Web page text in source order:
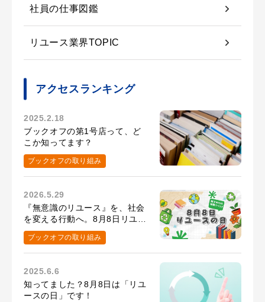
社員の仕事図鑑
リユース業界TOPIC
アクセスランキング
2025.2.18
ブックオフの第1号店って、ど
こか知ってます？
ブックオフの取り組み
2026.5.29
『無意識のリユース』を、社会
を変える行動へ。8月8日リユー
スの日の取り組み
ブックオフの取り組み
2025.6.6
知ってました？8月8日は「リユ
ースの日」です！